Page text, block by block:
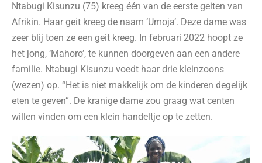
Ntabugi Kisunzu (75) kreeg één van de eerste geiten van
Afrikin. Haar geit kreeg de naam ‘Umoja’. Deze dame was
zeer blij toen ze een geit kreeg. In februari 2022 hoopt ze
het jong, ‘Mahoro’, te kunnen doorgeven aan een andere
familie. Ntabugi Kisunzu voedt haar drie kleinzoons
(wezen) op. “Het is niet makkelijk om de kinderen degelijk
eten te geven”. De kranige dame zou graag wat centen
willen vinden om een klein handeltje op te zetten.